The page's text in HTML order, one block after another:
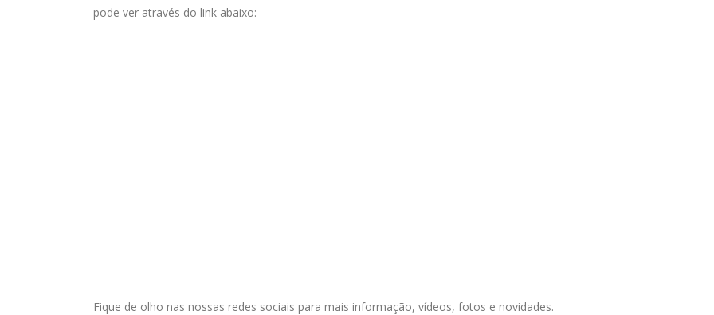
pode ver através do link abaixo:
Fique de olho nas nossas redes sociais para mais informação, vídeos, fotos e novidades.